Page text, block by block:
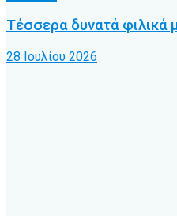
Τέσσερα δυνατά φιλικά
28 Ιουλίου 2026